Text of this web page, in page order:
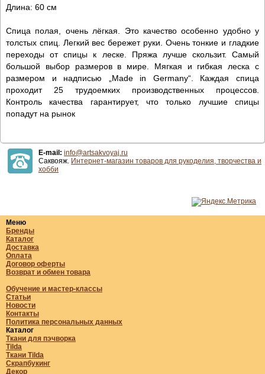
Длина: 60 см
Спица полая, очень лёгкая. Это качество особенно удобно у
толстых спиц. Легкий вес бережет руки. Очень тонкие и гладкие
переходы от спицы к леске. Пряжа лучше скользит. Самый
большой выбор размеров в мире. Мягкая и гибкая леска с
размером и надписью „Made in Germany“. Каждая спица
проходит 25 трудоемких производственных процессов.
Контроль качества гарантирует, что только лучшие спицы
попадут на рынок
E-mail: info@artsakvoyaj.ru
Саквояж. Интернет-магазин товаров для рукоделия, творчества и
хобби
Меню
Бренды
Каталог
Доставка
Оплата
Договор оферты
Возврат и обмен товара
Обучение и мастер-классы
Статьи
Новости
Контакты
Политика персональных данных
Каталог
Ткани для пэчворка
Tilda
Ткани Tilda
Скрапбукинг
Декор